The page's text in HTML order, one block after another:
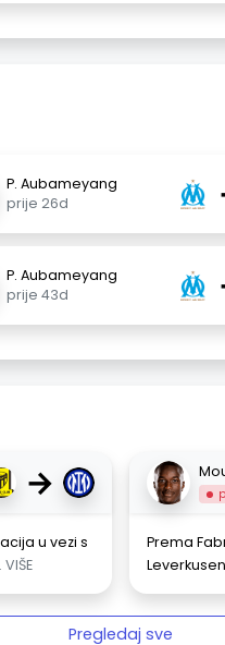
P. Aubameyang
prije 26d
P. Aubameyang
prije 43d
→
u vezi s
VIŠE
Prema
Pregledaj sve